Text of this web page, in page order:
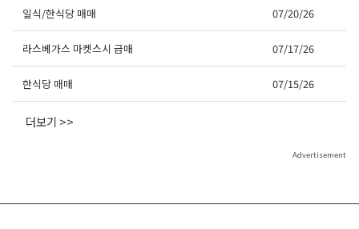
Advertisement
일식/한식당 매매 07/20/26
라스베가스 마켓스시 급매 07/17/26
한식당 매매 07/15/26
더보기 >>